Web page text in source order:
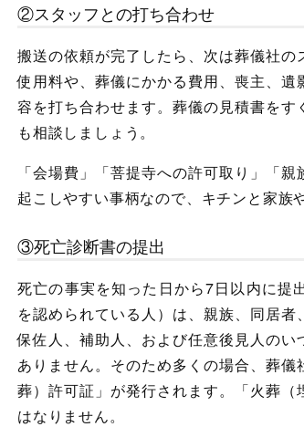
②スタッフとの打ち合わせ
搬送の依頼が完了したら、次は葬儀社
使用料や、葬儀にかかる費用、喪主、
容を打ち合わせます。葬儀の見積書を
も相談しましょう。
「会場費」「菩提寺への許可取り」「
起こしやすい事柄なので、キチンと家族
③死亡診断書の提出
死亡の事実を知った日から7日以内に提
を認められている人）は、親族、同居者
保佐人、補助人、および任意後見人の
ありません。そのため多くの場合、葬
葬）許可証」が発行されます。「火葬
はなりません。